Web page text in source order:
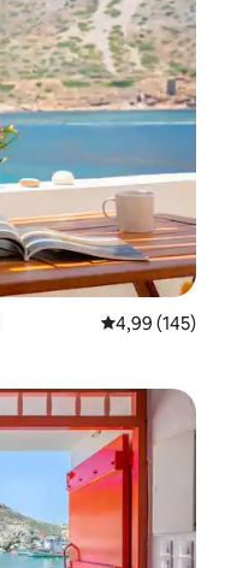
Gemiddelde
4,99 (145)